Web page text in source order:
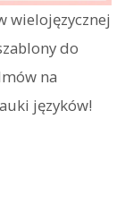
wielojęzycznej
do
na
języków!